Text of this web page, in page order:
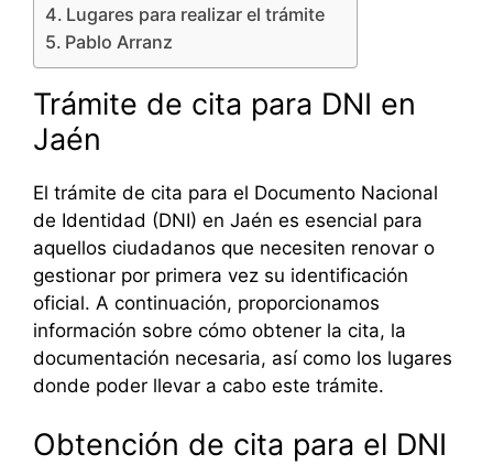
Lugares para realizar el trámite
Pablo Arranz
Trámite de cita para DNI en
Jaén
El trámite de cita para el Documento Nacional
de Identidad (DNI) en Jaén es esencial para
aquellos ciudadanos que necesiten renovar o
gestionar por primera vez su identificación
oficial. A continuación, proporcionamos
información sobre cómo obtener la cita, la
documentación necesaria, así como los lugares
donde poder llevar a cabo este trámite.
Obtención de cita para el DNI